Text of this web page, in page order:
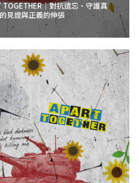
TOGETHER｜對抗遺忘、守護真
見證與正義的伸張